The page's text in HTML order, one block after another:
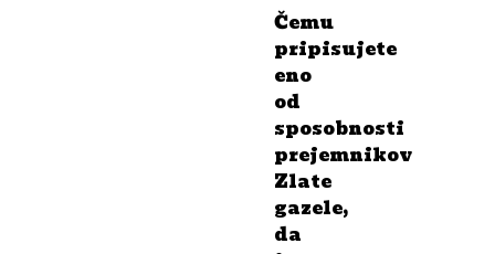
Čemu
pripisujete
eno
od
sposobnosti
prejemnikov
Zlate
gazele,
da